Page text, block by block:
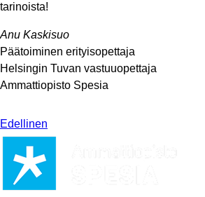
tarinoista!
Anu Kaskisuo
Päätoiminen erityisopettaja
Helsingin Tuvan vastuuopettaja
Ammattiopisto Spesia
Edellinen